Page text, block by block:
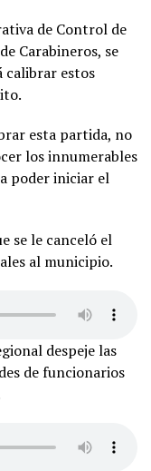
de Control de
Carabineros, se
calibrar estos
esta partida, no
los innumerables
poder iniciar el
se le canceló el
al municipio.
despeje las
de funcionarios